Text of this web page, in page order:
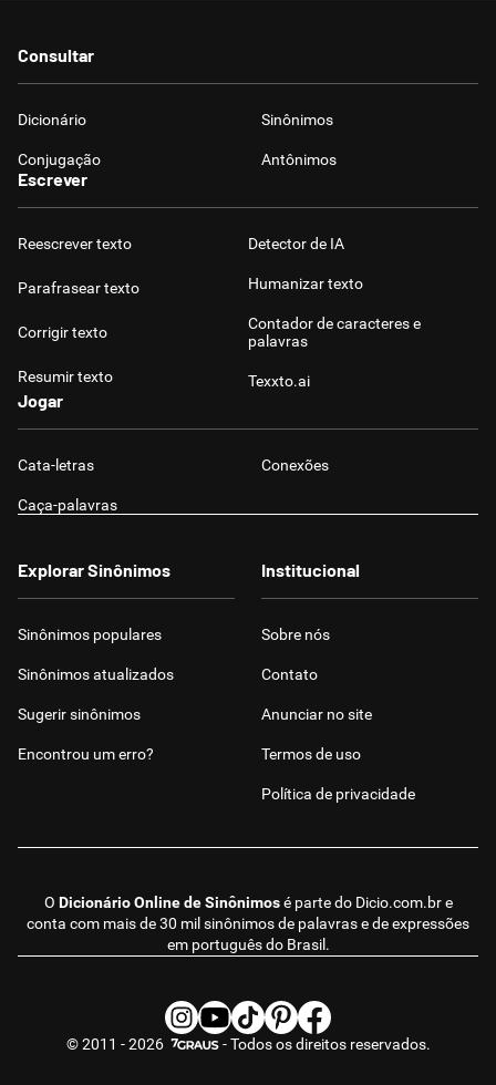
Consultar
Dicionário Sinônimos
Conjugação Antônimos
Escrever
Reescrever texto
Parafrasear texto
Corrigir texto
Resumir texto
Detector de IA
Humanizar texto
Contador de caracteres e
palavras
Texxto.ai
Jogar
Cata-letras Conexões
Caça-palavras
O Dicionário Online de Sinônimosé parte do Dicio.com.bre
conta com mais de 30 mil sinônimos de palavras e de expressões
em português do Brasil.
Explorar Sinônimos
Sinônimos populares
Sinônimos atualizados
Sugerir sinônimos
Encontrou um erro?
Institucional
Sobre nós
Contato
Anunciar no site
Termos de uso
Política de privacidade
© 2011 - 2026 - Todos os direitos reservados.